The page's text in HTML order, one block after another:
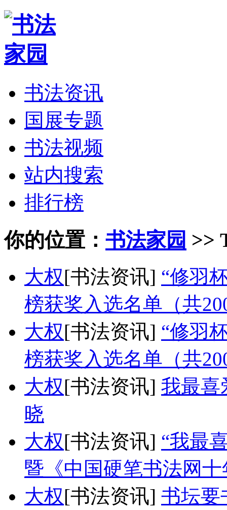
书法资讯
国展专题
书法视频
站内搜索
排行榜
你的位置： 书法家园 >>
大权[书法资讯] “修羽
榜获奖入选名单（共
大权[书法资讯] “修羽
榜获奖入选名单（共
大权[书法资讯] 我最喜
晓
大权[书法资讯] “我最
暨《中国硬笔书法网
大权[书法资讯] 书坛要